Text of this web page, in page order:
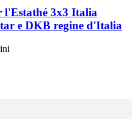
l'Estathé 3x3 Italia
e DKB regine d'Italia